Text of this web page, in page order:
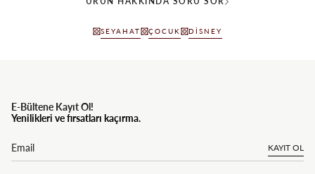
SEYAHAT ÇOCUK DISNEY
E-Bültene Kayıt Ol!
Yenilikleri ve fırsatları kaçırma.
KAYIT OL